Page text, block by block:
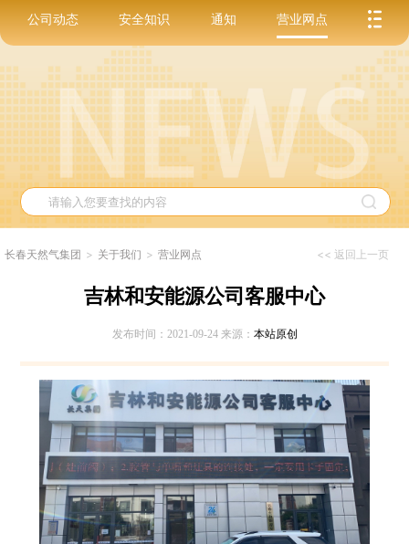
公司动态 安全知识 通知 营业网点
长春天然气集团 > 关于我们 > 营业网点 << 返回上一页
吉林和安能源公司客服中心
发布时间：2021-09-24 来源： 本站原创